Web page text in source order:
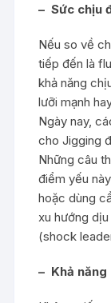
– Sức chịu
Nếu so về
tiếp đến là
khả năng
lưỡi mạnh
Ngày nay,
cho Jigging
Những câu
điểm yếu
hoặc dùng
xu hướng
(shock
– Khả năng